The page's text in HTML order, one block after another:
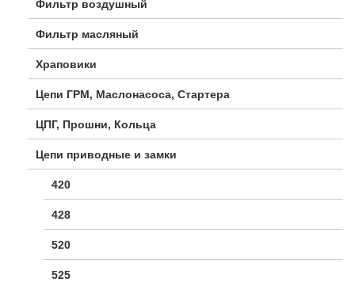
Фильтр воздушный
Фильтр масляный
Храповики
Цепи ГРМ, Маслонасоса, Стартера
ЦПГ, Прошни, Кольца
Цепи приводные и замки
420
428
520
525